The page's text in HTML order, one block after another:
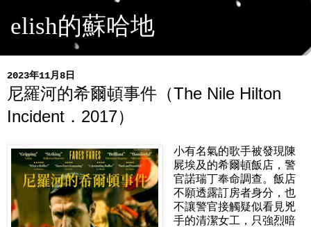
elish的蘇哈地
2023年11月8日
尼羅河的希爾頓事件（The Nile Hilton
Incident．2017）
小有名氣的歌手被發現陳
屍埃及的希爾頓飯店，警
官諾瑞丁奉命調查。飯店
不願透露訂房者身分，也
不讓警官接觸疑似看見兇
手的清潔女工，只強烈暗